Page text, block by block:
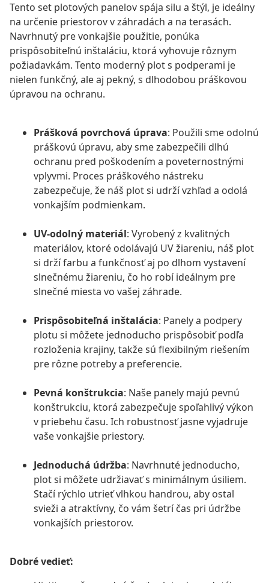
Tento set plotových panelov spája silu a štýl, je ideálny
na určenie priestorov v záhradách a na terasách.
Navrhnutý pre vonkajšie použitie, ponúka
prispôsobiteľnú inštaláciu, ktorá vyhovuje rôznym
požiadavkám. Tento moderný plot s podperami je
nielen funkčný, ale aj pekný, s dlhodobou práškovou
úpravou na ochranu.
Prášková povrchová úprava: Použili sme odolnú
práškovú úpravu, aby sme zabezpečili dlhú
ochranu pred poškodením a poveternostnými
vplyvmi. Proces práškového nástreku
zabezpečuje, že náš plot si udrží vzhľad a odolá
vonkajším podmienkam.
UV-odolný materiál: Vyrobený z kvalitných
materiálov, ktoré odolávajú UV žiareniu, náš plot
si drží farbu a funkčnosť aj po dlhom vystavení
slnečnému žiareniu, čo ho robí ideálnym pre
slnečné miesta vo vašej záhrade.
Prispôsobiteľná inštalácia: Panely a podpery
plotu si môžete jednoducho prispôsobiť podľa
rozloženia krajiny, takže sú flexibilným riešením
pre rôzne potreby a preferencie.
Pevná konštrukcia: Naše panely majú pevnú
konštrukciu, ktorá zabezpečuje spoľahlivý výkon
v priebehu času. Ich robustnosť jasne vyjadruje
vaše vonkajšie priestory.
Jednoduchá údržba: Navrhnuté jednoducho,
plot si môžete udržiavať s minimálnym úsiliem.
Stačí rýchlo utrieť vlhkou handrou, aby ostal
svieži a atraktívny, čo vám šetrí čas pri údržbe
vonkajších priestorov.
Dobré vedieť: